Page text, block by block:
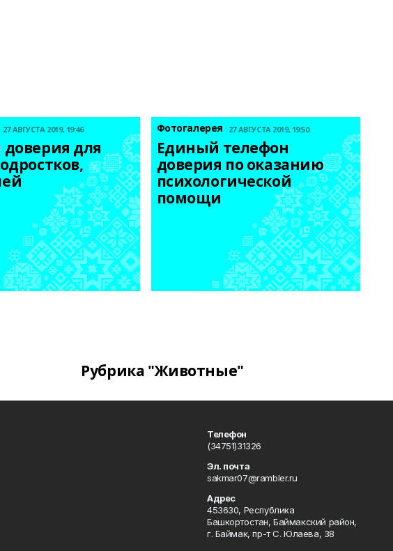
27 АВГУСТА 2019, 19:46
для
Фотогалерея 27 АВГУСТА 2019, 19:50
Единый телефон
доверия по оказанию
психологической
помощи
Рубрика "Животные"
Телефон
(34751)31326
Эл. почта
sakmar07@rambler.ru
Адрес
453630, Республика
Башкортостан, Баймакский район,
г. Баймак, пр-т С. Юлаева, 38